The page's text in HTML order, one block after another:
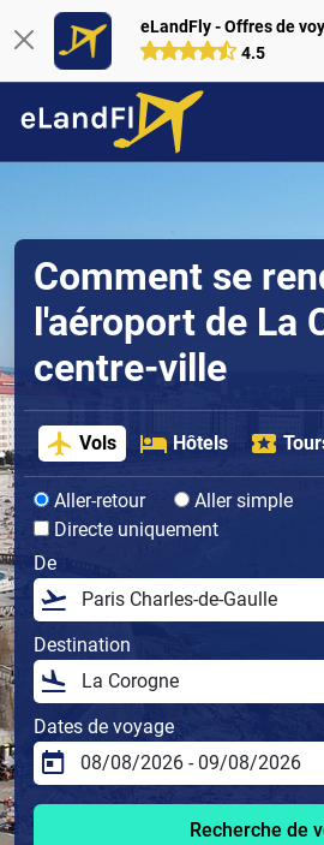
eLandFly - Offres de
4.5
Comment se
l'aéroport de La
centre-ville
Vols Hôtels
Aller-retour
Aller simple
Directe uniquement
De
Destination
Dates de voyage
Recherche de